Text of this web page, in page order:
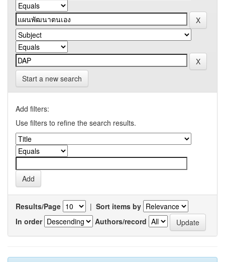
Start a new search
Add filters:
Use filters to refine the search results.
Results/Page | Sort items by
In order
Authors/record